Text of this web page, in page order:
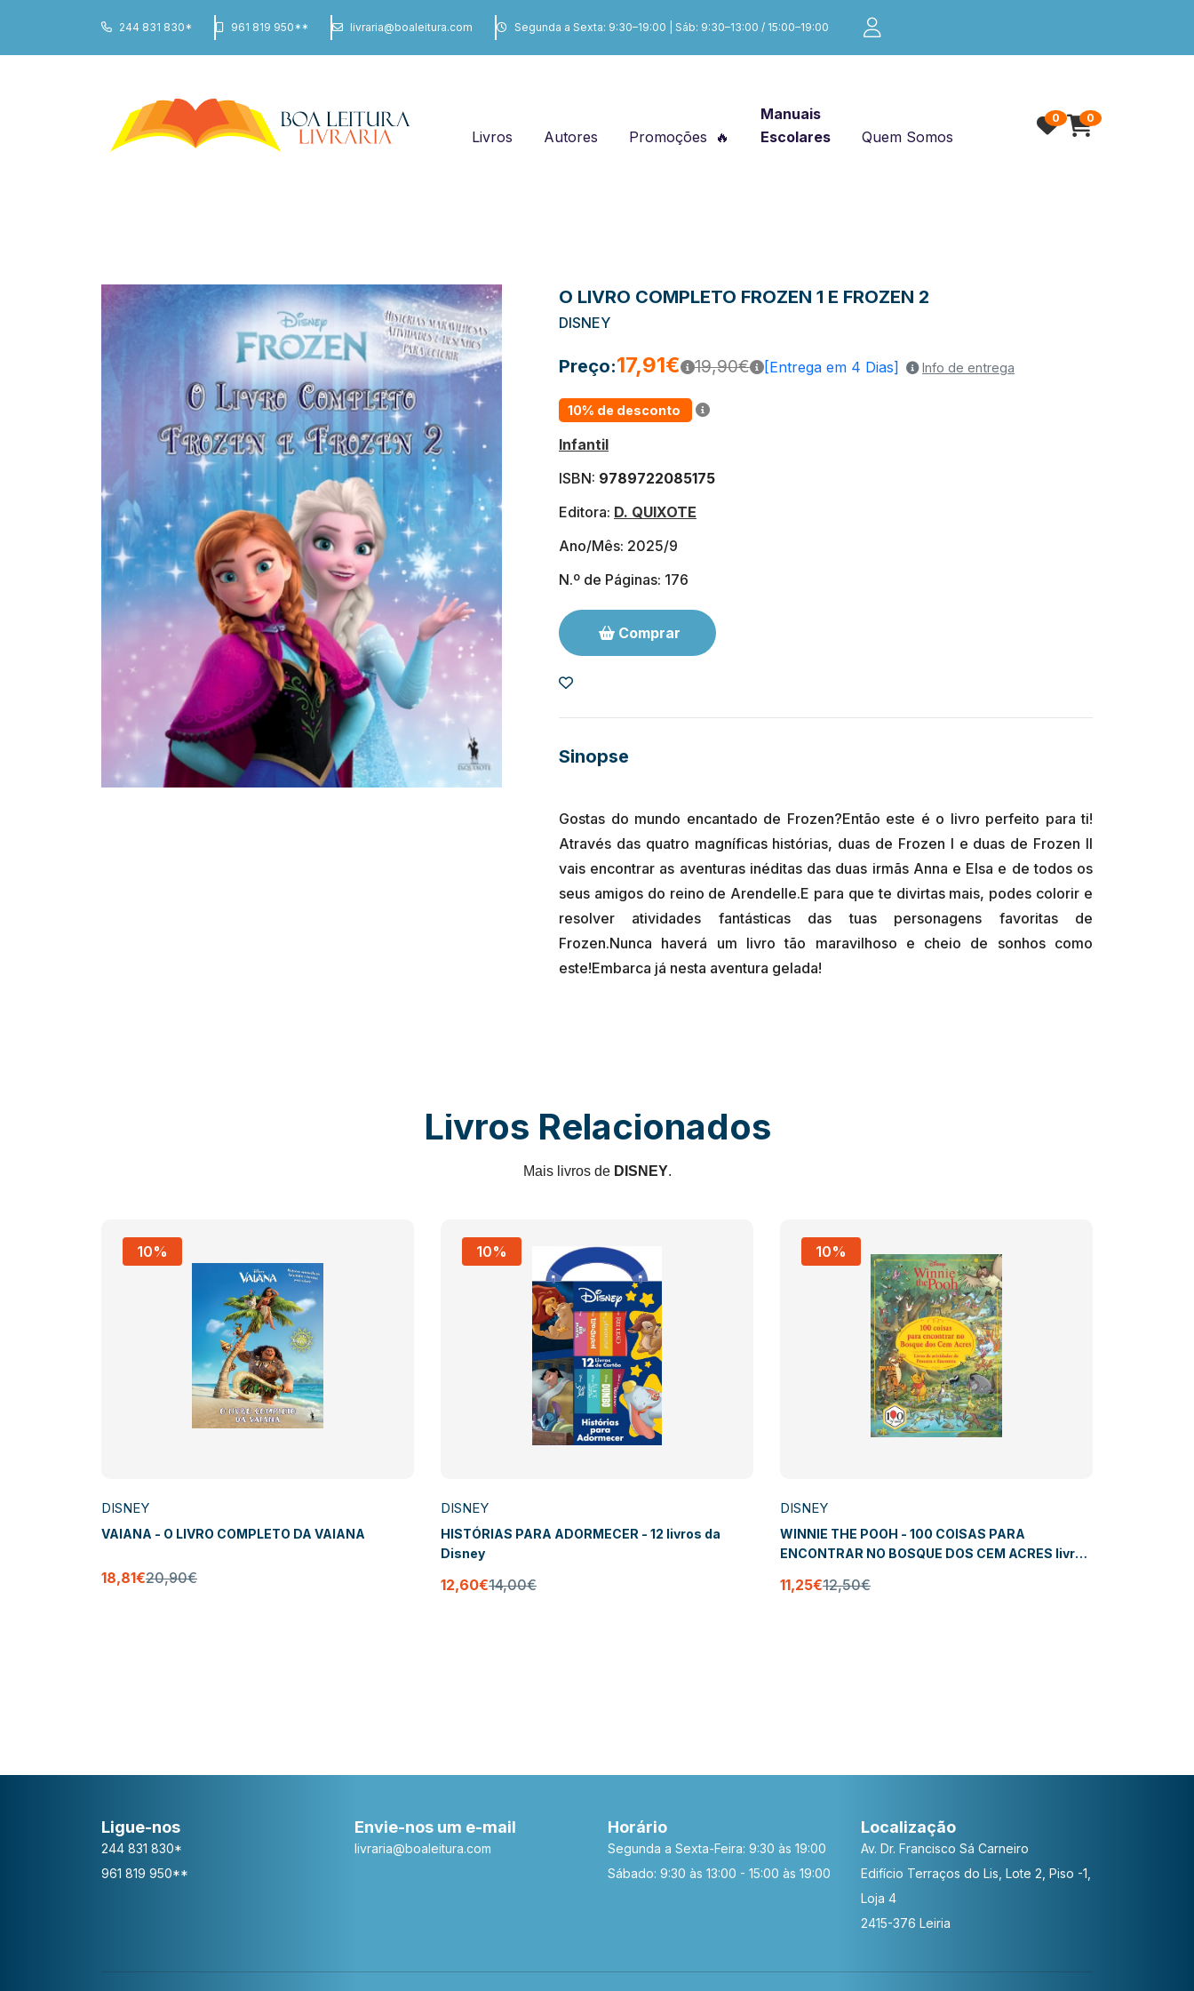
244 831 830* 961 819 950** livraria@boaleitura.com Segunda a Sexta: 9:30–19:00 | Sáb: 9:30–13:00 / 15:00–19:00
Livros Autores Promoções
Manuais
Escolares
Quem Somos
0 0
O LIVRO COMPLETO FROZEN 1 E FROZEN 2
DISNEY
Preço:17,91€ 19,90€ [Entrega em 4 Dias] Info de entrega
10% de desconto
Infantil
ISBN: 9789722085175
Editora: D. QUIXOTE
Ano/Mês: 2025/9
N.º de Páginas: 176
Comprar
Sinopse
Gostas do mundo encantado de Frozen?Então este é o livro perfeito para ti!
Através das quatro magníficas histórias, duas de Frozen I e duas de Frozen II
vais encontrar as aventuras inéditas das duas irmãs Anna e Elsa e de todos os
seus amigos do reino de Arendelle.E para que te divirtas mais, podes colorir e
resolver atividades fantásticas das tuas personagens favoritas de
Frozen.Nunca haverá um livro tão maravilhoso e cheio de sonhos como
Livros Relacionados
Mais livros de DISNEY.
10%
DISNEY
VAIANA - O LIVRO COMPLETO DA VAIANA
18,81€20,90€
10%
DISNEY
HISTÓRIAS PARA ADORMECER - 12 livros da
Disney
12,60€14,00€
10%
DISNEY
WINNIE THE POOH - 100 COISAS PARA
ENCONTRAR NO BOSQUE DOS CEM ACRES livro
11,25€12,50€
Ligue-nos
244 831 830*
961 819 950**
Envie-nos um e-mail
livraria@boaleitura.com
Horário
Segunda a Sexta-Feira: 9:30 às 19:00
Sábado: 9:30 às 13:00 - 15:00 às 19:00
Localização
Av. Dr. Francisco Sá Carneiro
Edifício Terraços do Lis, Lote 2, Piso -1,
Loja 4
2415-376 Leiria